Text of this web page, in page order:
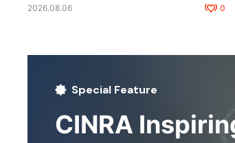
2026.08.06 0
Special Feature
CINRA